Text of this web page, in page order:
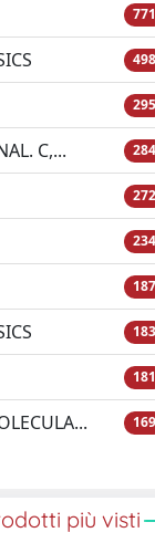
771
498
295
C,... 284
272
234
187
183
181
169
più visti